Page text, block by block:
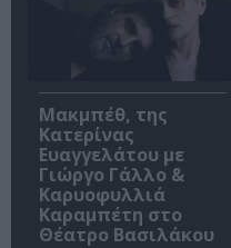
Μακμπέθ, της
Κατερίνας
Ευαγγελάτου με
Γιώργο Γάλλο &
Καρυοφυλλιά
Καραμπέτη στο
Θέατρο Βασιλάκου